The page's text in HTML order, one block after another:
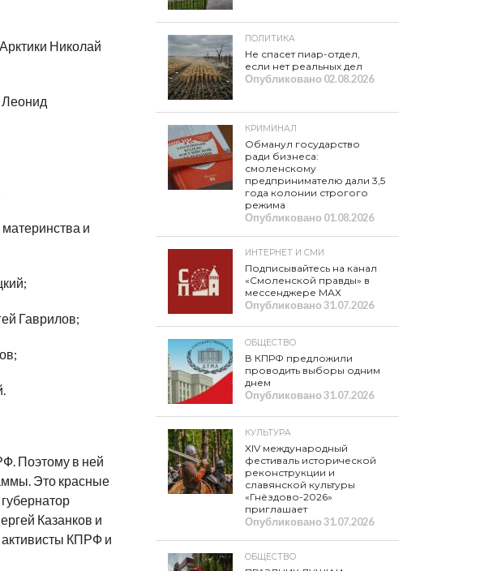
Николай
и
Гаврилов;
Поэтому в ней
Это красные
Казанков и
КПРФ и
ПОЛИТИКА
Не спасет пиар-отдел,
если нет реальных дел
Опубликовано02.08.2026
КРИМИНАЛ
Обманул государство
ради бизнеса:
смоленскому
предпринимателю дали 3,5
года колонии строгого
режима
Опубликовано01.08.2026
ИНТЕРНЕТ И СМИ
Подписывайтесь на канал
«Смоленской правды» в
мессенджере МАХ
Опубликовано31.07.2026
ОБЩЕСТВО
В КПРФ предложили
проводить выборы одним
днем
Опубликовано31.07.2026
КУЛЬТУРА
XIV международный
фестиваль исторической
реконструкции и
славянской культуры
«Гнёздово-2026»
приглашает
Опубликовано31.07.2026
ОБЩЕСТВО